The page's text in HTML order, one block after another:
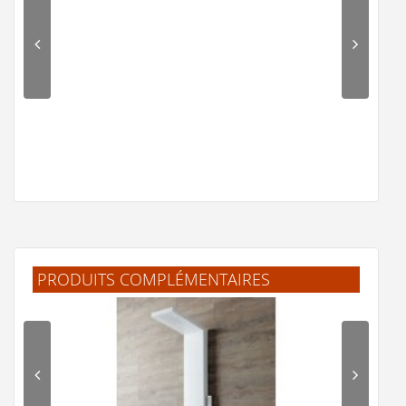
Lot de 2 profilés en U pour extrémités de panneaux
KINEWALL - H202cm - Argent brillant
PRODUITS COMPLÉMENTAIRES